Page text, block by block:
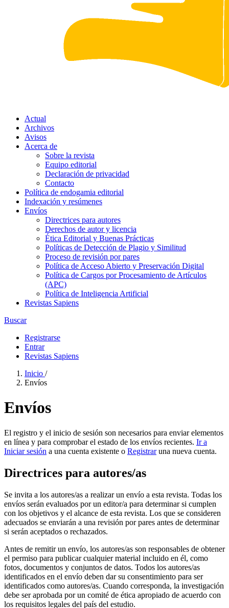
Actual
Archivos
Avisos
Acerca de
Sobre la revista
Equipo editorial
Declaración de privacidad
Contacto
Política de endogamia editorial
Indexación y resúmenes
Envíos
Directrices para autores
Derechos de autor y licencia
Ética Editorial y Buenas Prácticas
Políticas de Detección de Plagio y Similitud
Proceso de revisión por pares
Política de Acceso Abierto y Preservación Digital
Política de Cargos por Procesamiento de Artículos
(APC)
Política de Inteligencia Artificial
Revistas Sapiens
Buscar
Registrarse
Entrar
Revistas Sapiens
Inicio /
Envíos
Envíos
El registro y el inicio de sesión son necesarios para enviar elementos
en línea y para comprobar el estado de los envíos recientes. Ir a
Iniciar sesión a una cuenta existente o Registraruna nueva cuenta.
Directrices para autores/as
Se invita a los autores/as a realizar un envío a esta revista. Todas los
envíos serán evaluados por un editor/a para determinar si cumplen
con los objetivos y el alcance de esta revista. Los que se consideren
adecuados se enviarán a una revisión por pares antes de determinar
si serán aceptados o rechazados.
Antes de remitir un envío, los autores/as son responsables de obtener
el permiso para publicar cualquier material incluido en él, como
fotos, documentos y conjuntos de datos. Todos los autores/as
identificados en el envío deben dar su consentimiento para ser
identificados como autores/as. Cuando corresponda, la investigación
debe ser aprobada por un comité de ética apropiado de acuerdo con
los requisitos legales del país del estudio.